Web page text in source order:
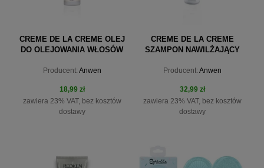
CREME DE LA CREME OLEJ
DO OLEJOWANIA WŁOSÓW
Producent: Anwen
18,99 zł
zawiera 23% VAT, bez kosztów
dostawy
CREME DE LA CREME
SZAMPON NAWILŻAJĄCY
Producent: Anwen
32,99 zł
zawiera 23% VAT, bez kosztów
dostawy